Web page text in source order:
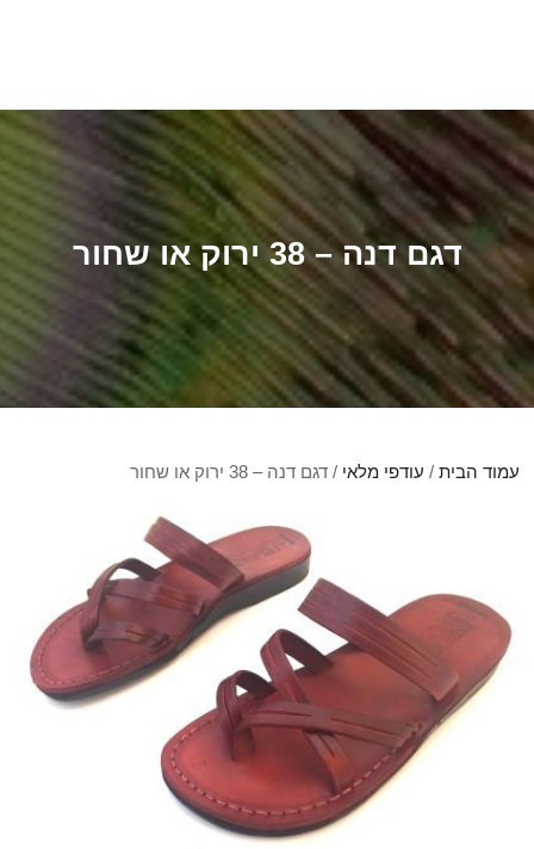
דגם דנה – 38 ירוק או שחור
עמוד הבית / עודפי מלאי / דגם דנה – 38 ירוק או שחור